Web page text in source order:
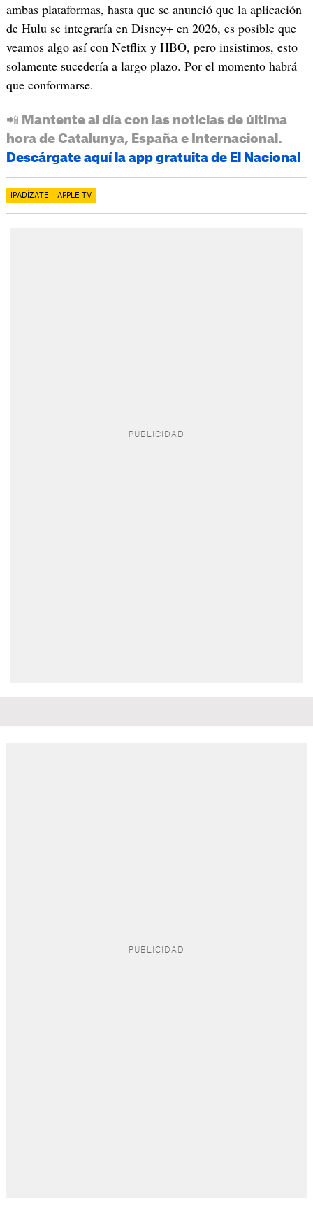
ambas plataformas, hasta que se anunció que la aplicación
de Hulu se integraría en Disney+ en 2026, es posible que
veamos algo así con Netflix y HBO, pero insistimos, esto
solamente sucedería a largo plazo. Por el momento habrá
que conformarse.
📲 Mantente al día con las noticias de última
hora de Catalunya, España e Internacional.
Descárgate aquí la app gratuita de El Nacional
IPADÍZATE APPLE TV